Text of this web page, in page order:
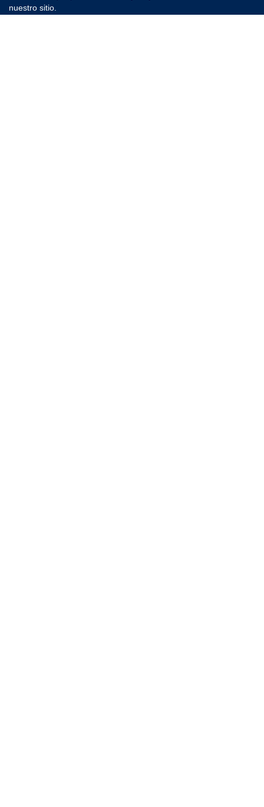
nuestro sitio.